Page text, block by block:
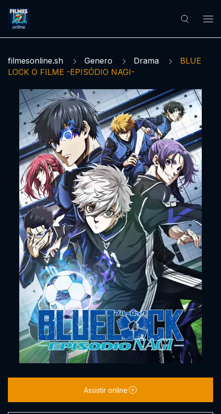
filmesonline.sh Genero Drama
BLUE
LOCK O FILME -EPISÓDIO NAGI-
Assistir online